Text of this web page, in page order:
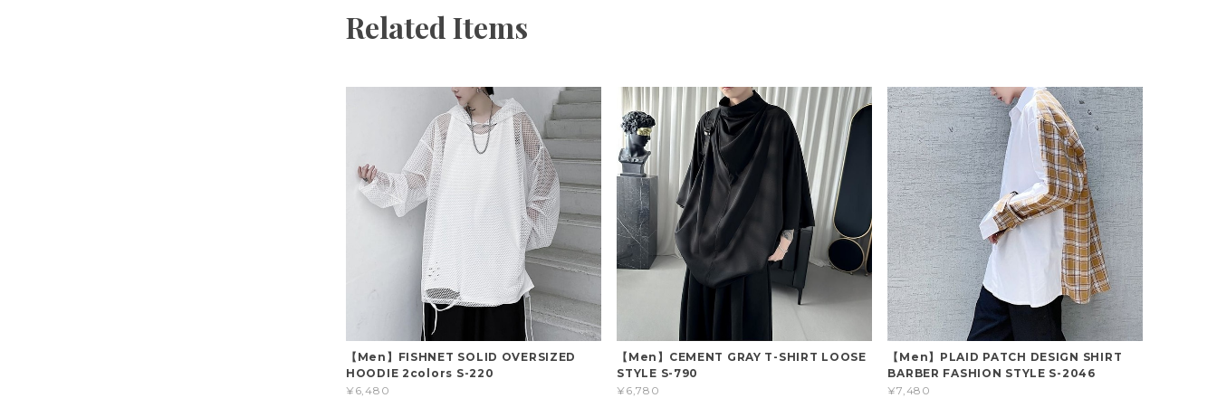
Related Items
【Men】FISHNET SOLID OVERSIZED
HOODIE 2colors S-220
¥6,480
【Men】CEMENT GRAY T-SHIRT LOOSE
STYLE S-790
¥6,780
【Men】PLAID PATCH DESIGN SHIRT
BARBER FASHION STYLE S-2046
¥7,480